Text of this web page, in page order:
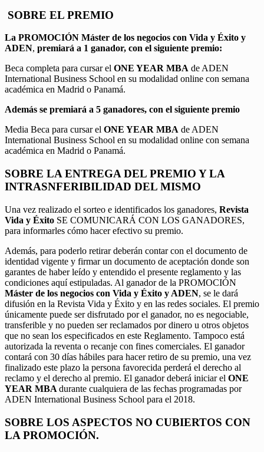
SOBRE EL PREMIO
La PROMOCIÓN Máster de los negocios con Vida y Éxito y
ADEN, premiará a 1 ganador, con el siguiente premio:
Beca completa para cursar el ONE YEAR MBA de ADEN
International Business School en su modalidad online con semana
académica en Madrid o Panamá.
Además se premiará a 5 ganadores, con el siguiente premio
Media Beca para cursar el ONE YEAR MBA de ADEN
International Business School en su modalidad online con semana
académica en Madrid o Panamá.
SOBRE LA ENTREGA DEL PREMIO Y LA
INTRASNFERIBILIDAD DEL MISMO
Una vez realizado el sorteo e identificados los ganadores, Revista
Vida y Éxito SE COMUNICARÁ CON LOS GANADORES,
para informarles cómo hacer efectivo su premio.
Además, para poderlo retirar deberán contar con el documento de
identidad vigente y firmar un documento de aceptación donde son
garantes de haber leído y entendido el presente reglamento y las
condiciones aquí estipuladas. Al ganador de la PROMOCIÓN
Máster de los negocios con Vida y Éxito y ADEN, se le dará
difusión en la Revista Vida y Éxito y en las redes sociales. El premio
únicamente puede ser disfrutado por el ganador, no es negociable,
transferible y no pueden ser reclamados por dinero u otros objetos
que no sean los especificados en este Reglamento. Tampoco está
autorizada la reventa o recanje con fines comerciales. El ganador
contará con 30 días hábiles para hacer retiro de su premio, una vez
finalizado este plazo la persona favorecida perderá el derecho al
reclamo y el derecho al premio. El ganador deberá iniciar el ONE
YEAR MBA durante cualquiera de las fechas programadas por
ADEN International Business School para el 2018.
SOBRE LOS ASPECTOS NO CUBIERTOS CON
LA PROMOCIÓN.